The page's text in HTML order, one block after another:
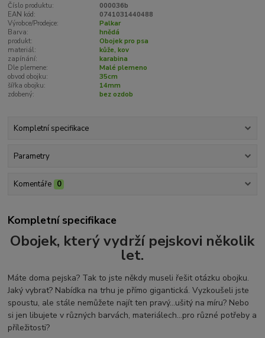
Číslo produktu:
000036b
EAN kód:
0741031440488
Výrobce/Prodejce:
Palkar
Barva:
hnědá
produkt:
Obojek pro psa
materiál:
kůže, kov
zapínání:
karabina
Dle plemene:
Malé plemeno
obvod obojku:
35cm
šířka obojku:
14mm
zdobený:
bez ozdob
Kompletní specifikace
Parametry
Komentáře 0
Kompletní specifikace
Obojek, který vydrží pejskovi několik
let.
Máte doma pejska? Tak to jste někdy museli řešit otázku obojku.
Jaký vybrat? Nabídka na trhu je přímo gigantická. Vyzkoušeli jste
spoustu, ale stále nemůžete najít ten pravý...ušitý na míru? Nebo
si jen libujete v různých barvách, materiálech...pro různé potřeby a
příležitosti?